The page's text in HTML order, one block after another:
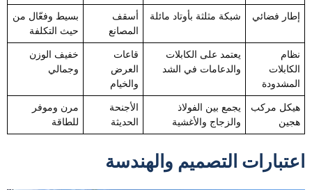
إطار فضائي شبكة مثلثة بأوتاد مائلة
أسقف
المصانع
بسيط وفعّال من
حيث التكلفة
نظام
الكابلات
المشدودة
يعتمد على الكابلات
والدعامات في الشد
قاعات
العرض
والخيام
خفيف الوزن
وجمالي
هيكل مركب
هجين
يجمع بين الفولاذ
والزجاج والأغشية
الأجنحة
الحديثة
مرن وموفر
للطاقة
اعتبارات التصميم والهندسة